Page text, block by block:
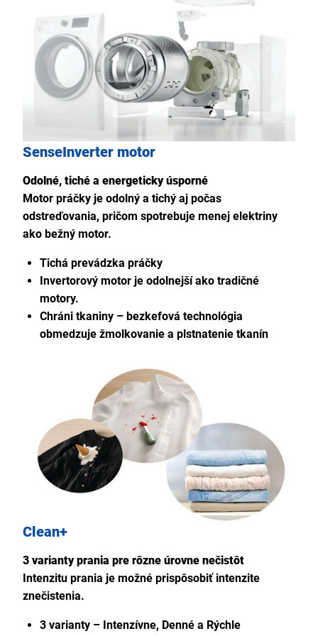
SenseInverter motor
Odolné, tiché a energeticky úsporné
Motor práčky je odolný a tichý aj počas
odstreďovania, pričom spotrebuje menej elektriny
ako bežný motor.
Tichá prevádzka práčky
Invertorový motor je odolnejší ako tradičné
motory.
Chráni tkaniny – bezkefová technológia
obmedzuje žmolkovanie a plstnatenie tkanín
Clean+
3 varianty prania pre rôzne úrovne nečistôt
Intenzitu prania je možné prispôsobiť intenzite
znečistenia.
3 varianty – Intenzívne, Denné a Rýchle